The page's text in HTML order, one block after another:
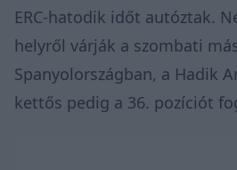
ERC-hatodik időt autóztak.
helyről várják a szombati
Spanyolországban, a Hadik
kettős pedig a 36. pozíciót